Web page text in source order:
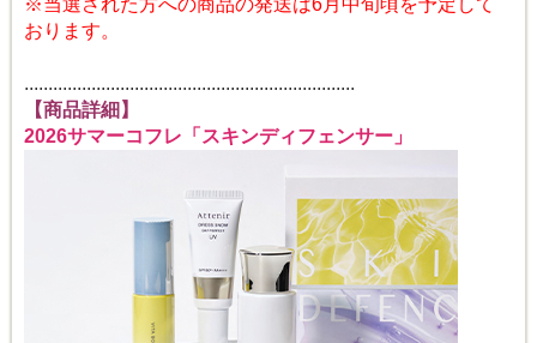
おります。
.....................................................................
【商品詳細】
2026サマーコフレ 「スキンディフェンサー」